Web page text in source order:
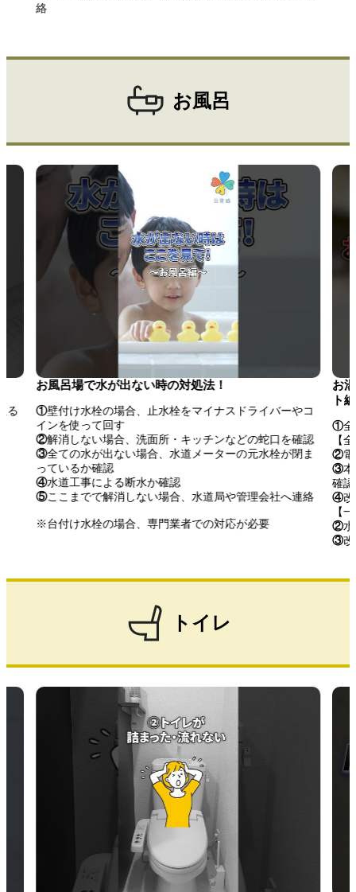
絡
お風呂
る
お風呂場で水が出ない時の対処法！
①壁付け水栓の場合、止水栓をマイナスドライバーやコ
インを使って回す
②解消しない場合、洗面所・キッチンなどの蛇口を確認
③全ての水が出ない場合、水道メーターの元水栓が閉ま
っているか確認
④水道工事による断水か確認
⑤ここまでで解消しない場合、水道局や管理会社へ連絡
※台付け水栓の場合、専門業者での対応が必要
お
ト
①
【
②
③
確認
④
【
②
③
トイレ